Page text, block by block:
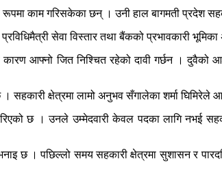
रूपमा काम गरिसकेका छन् । उनी हाल बागमती प्रदेश
सेवा विस्तार तथा बैंकको प्रभावकारी भूमिका
आफ्नो जित निश्चित रहेको दावी गर्छन । दुवैको
क्षेत्रमा लामो अनुभव सँगालेका शर्मा घिमिरेले
छ । उनले उम्मेदवारी केवल पदका लागि नभई
छ । पछिल्लो समय सहकारी क्षेत्रमा सुशासन र